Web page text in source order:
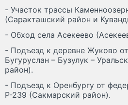
- Участок трассы
(Саракташский район и
- Обход села Асекеево
- Подъезд к деревне Жуково
Бугуруслан – Бузулук –
район).
- Подъезд к Оренбургу от
Р-239 (Сакмарский район).